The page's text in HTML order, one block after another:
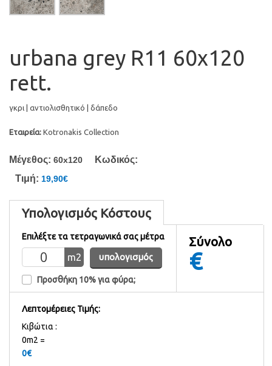
urbana grey R11 60x120
rett.
γκρι | αντιολισθητικό | δάπεδο
Εταιρεία: Kotronakis Collection
Μέγεθος: 60x120
Κωδικός:
Τιμή: 19,90€
Υπολογισμός Κόστους
Επιλέξτε τα τετραγωνικά σας μέτρα
m2 υπολογισμός
Προσθήκη 10% για φύρα;
Σύνολο
€
Λεπτομέρειες Τιμής:
Kιβώτια :
0m2 =
0€